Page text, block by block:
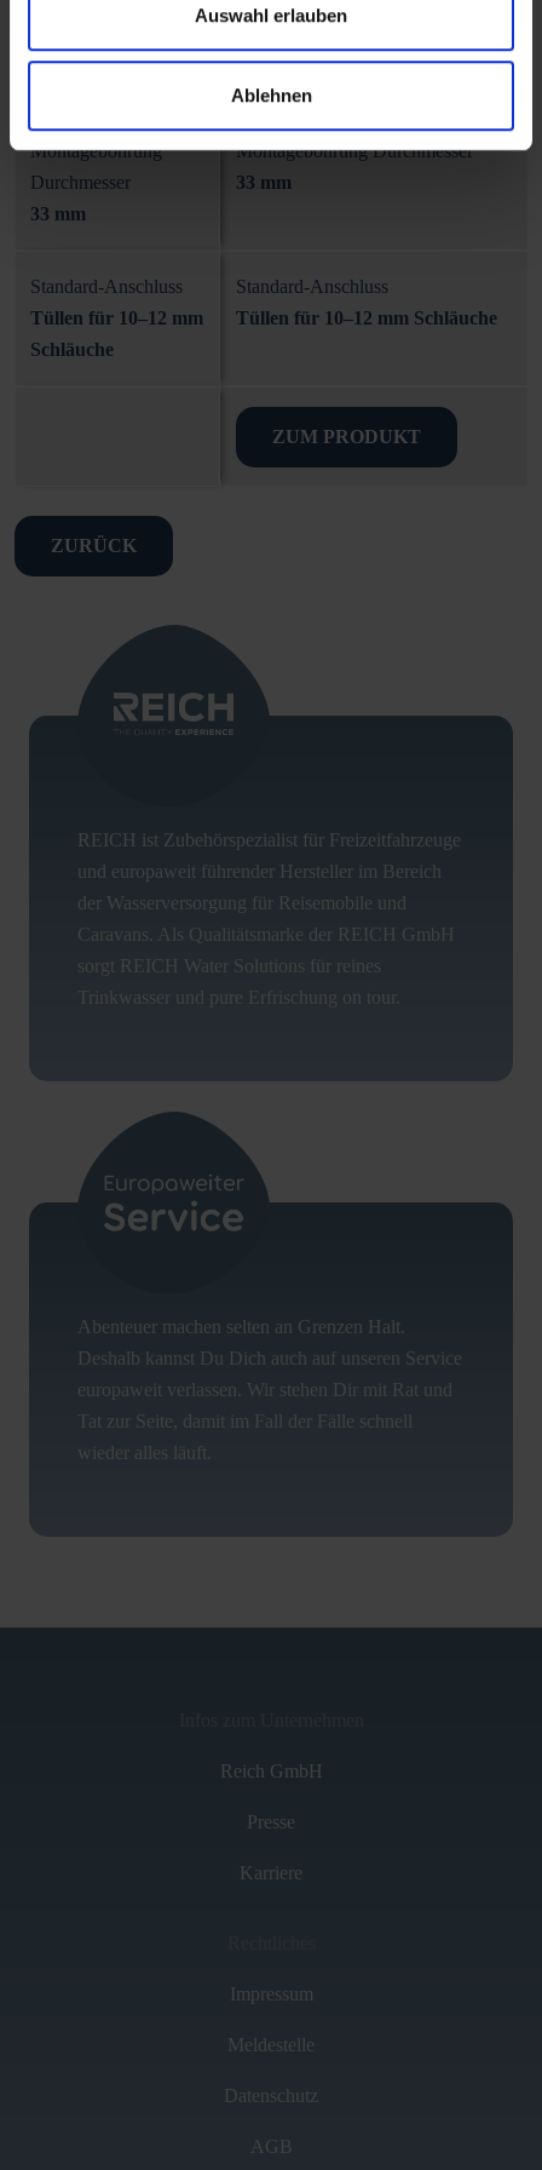
Auswahl erlauben
Ablehnen
Maximaler Druck
Maximaler Druck
Montagebohrung
Durchmesser
33 mm
Montagebohrung Durchmesser
33 mm
Standard-Anschluss
Tüllen für 10–12 mm
Schläuche
Standard-Anschluss
Tüllen für 10–12 mm Schläuche
ZUM PRODUKT
ZURÜCK
REICH ist Zubehörspezialist für Freizeitfahrzeuge
und europaweit führender Hersteller im Bereich
der Wasserversorgung für Reisemobile und
Caravans. Als Qualitätsmarke der REICH GmbH
sorgt REICH Water Solutions für reines
Trinkwasser und pure Erfrischung on tour.
Abenteuer machen selten an Grenzen Halt.
Deshalb kannst Du Dich auch auf unseren Service
europaweit verlassen. Wir stehen Dir mit Rat und
Tat zur Seite, damit im Fall der Fälle schnell
wieder alles läuft.
Reich GmbH
Presse
Karriere
Impressum
Meldestelle
Datenschutz
AGB